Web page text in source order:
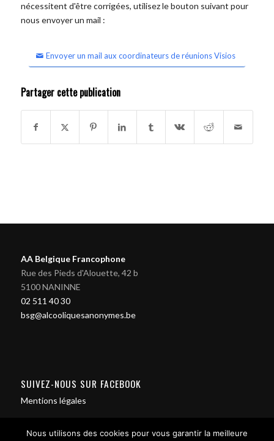
nécessitent d'être corrigées, utilisez le bouton suivant pour
nous envoyer un mail :
Envoyer un mail aux coordinateurs de réunions Visios
Partager cette publication
AA Belgique Francophone
Rue des Pieds d'Alouette, 42 b
5100 NANINNE
02 511 40 30
bsg@alcooliquesanonymes.be
SUIVEZ-NOUS SUR FACEBOOK
Mentions légales
Nous utilisons des cookies pour vous garantir la meilleure